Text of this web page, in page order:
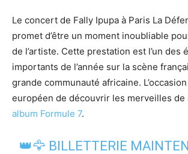
Le concert de Fally Ipupa à Paris La
promet d’être un moment inoubliable
de l’artiste. Cette prestation est l’un des
importants de l’année sur la scène
grande communauté africaine.
européen de découvrir les merveilles
album Formule 7.
👑🦅 BILLETTERIE